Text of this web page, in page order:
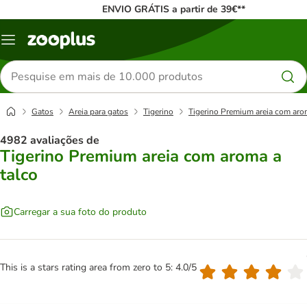
ENVIO GRÁTIS a partir de 39€**
Menu
Pesquisar
produtos
Gatos Areia para gatos Tigerino Tigerino Premium areia com
4982 avaliações de
Tigerino Premium areia com aroma a
talco
Carregar a sua foto do produto
This is a stars rating area from zero to 5: 4.0/5